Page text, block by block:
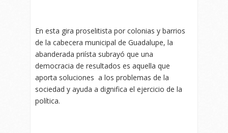
En esta gira proselitista por colonias y barrios
de la cabecera municipal de Guadalupe, la
abanderada priísta subrayó que una
democracia de resultados es aquella que
aporta soluciones a los problemas de la
sociedad y ayuda a dignifica el ejercicio de la
política.